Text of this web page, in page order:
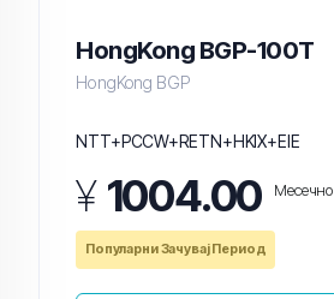
HongKong BGP-100T
HongKong BGP
NTT+PCCW+RETN+HKIX+EIE
¥ 1004.00 Месечно
Популарни Зачувај Период